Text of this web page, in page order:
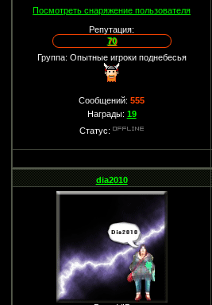
Посмотреть снаряжение пользователя
Репутация:
70
Группа: Опытные игроки поднебесья
Сообщений:555
Награды: 19
Статус:
dia2010